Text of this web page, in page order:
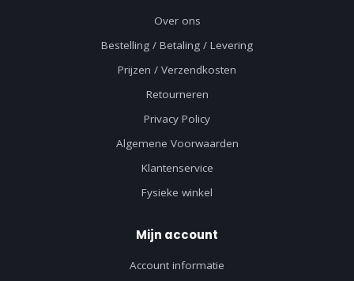
Over ons
Bestelling / Betaling / Levering
Prijzen / Verzendkosten
Retourneren
Privacy Policy
Algemene Voorwaarden
Klantenservice
Fysieke winkel
Mijn account
Account informatie